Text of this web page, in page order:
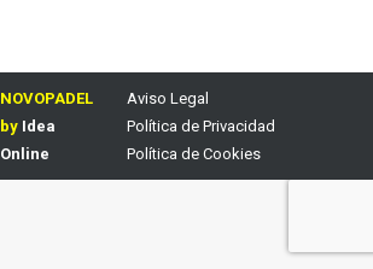
NOVOPADEL
by Idea
Online
Aviso Legal
Política de Privacidad
Política de Cookies